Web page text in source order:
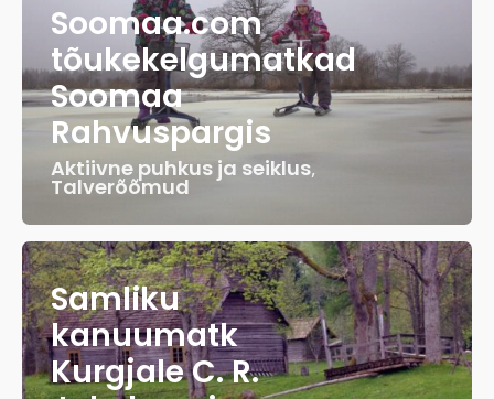
Soomaa.com
tõukekelgumatkad
Soomaa
Rahvuspargis
Aktiivne puhkus ja seiklus,
Talverõõmud
Samliku
kanuumatk
Kurgjale C. R.